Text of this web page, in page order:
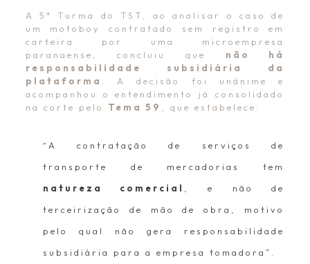
A 5ª Turma do TST, ao analisar o caso de
um motoboy contratado sem registro em
carteira por uma microempresa
paranaense, concluiu que não há
responsabilidade subsidiária da
plataforma
. A decisão foi unânime e
acompanhou o entendimento já consolidado
na corte pelo Tema 59 , que estabelece:
“ A contratação de serviços de
transporte de mercadorias tem
natureza comercial
, e não de
terceirização de mão de obra, motivo
pelo qual não gera responsabilidade
subsidiária para a empresa tomadora”.